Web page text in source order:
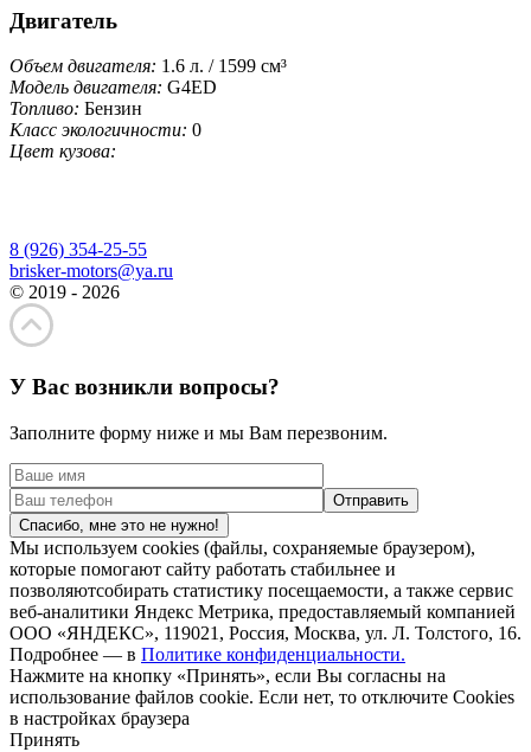
Двигатель
Объем двигателя: 1.6 л. / 1599 см³
Модель двигателя: G4ED
Топливо: Бензин
Класс экологичности: 0
Цвет кузова:
8 (926) 354-25-55
brisker-motors@ya.ru
© 2019 - 2026
У Вас возникли вопросы?
Заполните форму ниже и мы Вам перезвоним.
Спасибо, мне это не нужно!
Мы используем cookies (файлы, сохраняемые браузером),
которые помогают сайту работать стабильнее и
позволяютсобирать статистику посещаемости, а также сервис
веб-аналитики Яндекс Метрика, предоставляемый компанией
ООО «ЯНДЕКС», 119021, Россия, Москва, ул. Л. Толстого, 16.
Подробнее — в Политике конфиденциальности.
Нажмите на кнопку «Принять», если Вы согласны на
использование файлов cookie. Если нет, то отключите Cookies
в настройках браузера
Принять